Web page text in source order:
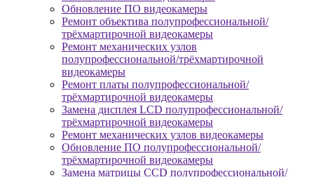
Обновление ПО видеокамеры
Ремонт объектива полупрофессиональной/
трёхмартирочной видеокамеры
Ремонт механических узлов
полупрофессиональной/трёхмартирочной
видеокамеры
Ремонт платы полупрофессиональной/
трёхмартирочной видеокамеры
Замена дисплея LCD полупрофессиональной/
трёхмартирочной видеокамеры
Ремонт механических узлов видеокамеры
Обновление ПО полупрофессиональной/
трёхмартирочной видеокамеры
Замена матрицы CCD полупрофессиональной/